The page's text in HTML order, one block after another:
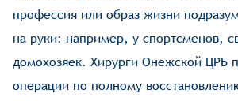
профессия или образ жизни
на руки: например, у спортсменов,
домохозяек. Хирурги Онежской ЦРБ
операции по полному